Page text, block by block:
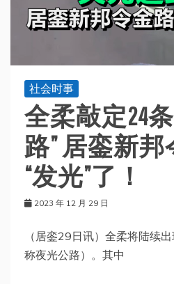
社会时事
全柔敲定24
路” 居銮新
“发光”了！
2023 年 12 月 29 日
（居銮29日讯）全柔将陆续
称夜光公路）。其中